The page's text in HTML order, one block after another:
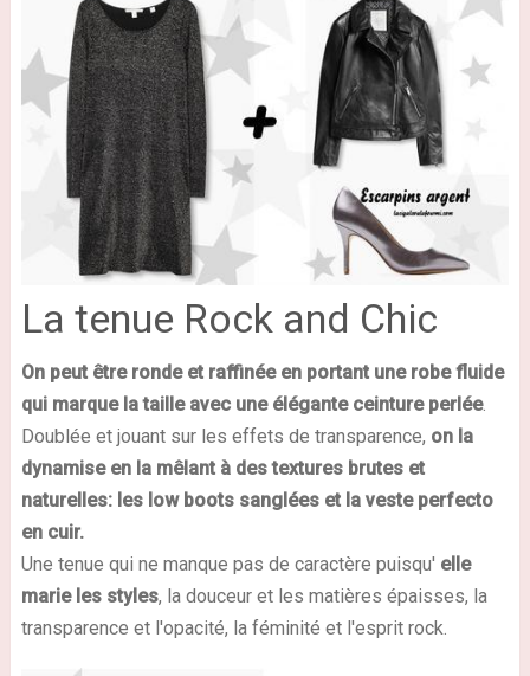
La tenue Rock and Chic
On peut être ronde et raffinée en portant une robe fluide
qui marque la taille avec une élégante ceinture perlée.
Doublée et jouant sur les effets de transparence, on la
dynamise en la mêlant à des textures brutes et
naturelles: les low boots sanglées et la veste perfecto
en cuir.
Une tenue qui ne manque pas de caractère puisqu' elle
marie les styles, la douceur et les matières épaisses, la
transparence et l'opacité, la féminité et l'esprit rock.